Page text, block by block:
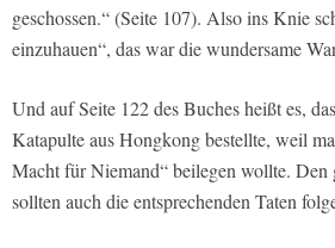
geschossen.“ (Seite 107). Also ins Knie
einzuhauen“, das war die wundersame
Und auf Seite 122 des Buches heißt es,
Katapulte aus Hongkong bestellte, weil
Macht für Niemand“ beilegen wollte. Den
sollten auch die entsprechenden Taten